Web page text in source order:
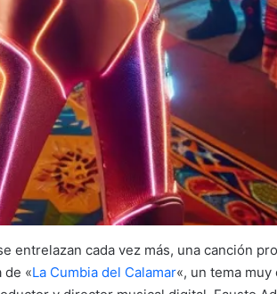
entrelazan cada vez más, una canción
de «La Cumbia del Calamar«, un tema